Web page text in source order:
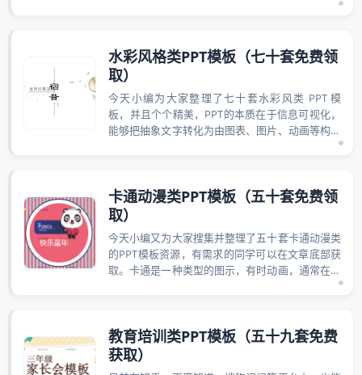
水彩风格类PPT模板（七十套免费领
取）
今天小编为大家整理了七十套水彩风类 PPT 模
板，并且个个精美，PPT的本质在于信息可视化，
能够把抽象文字转化为由图表、图片、动画等构成
卡通动漫类PPT模板（五十套免费领
取）
今天小编又为大家搜集并整理了五十套卡通动漫类
的PPT模板资源，有需求的同学可以在文章底部获
取。卡通是一种类型的图示，有时动画，通常在非
教育培训类PPT模板（五十九套免费
获取）